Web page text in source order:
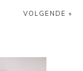
VOLGENDE »